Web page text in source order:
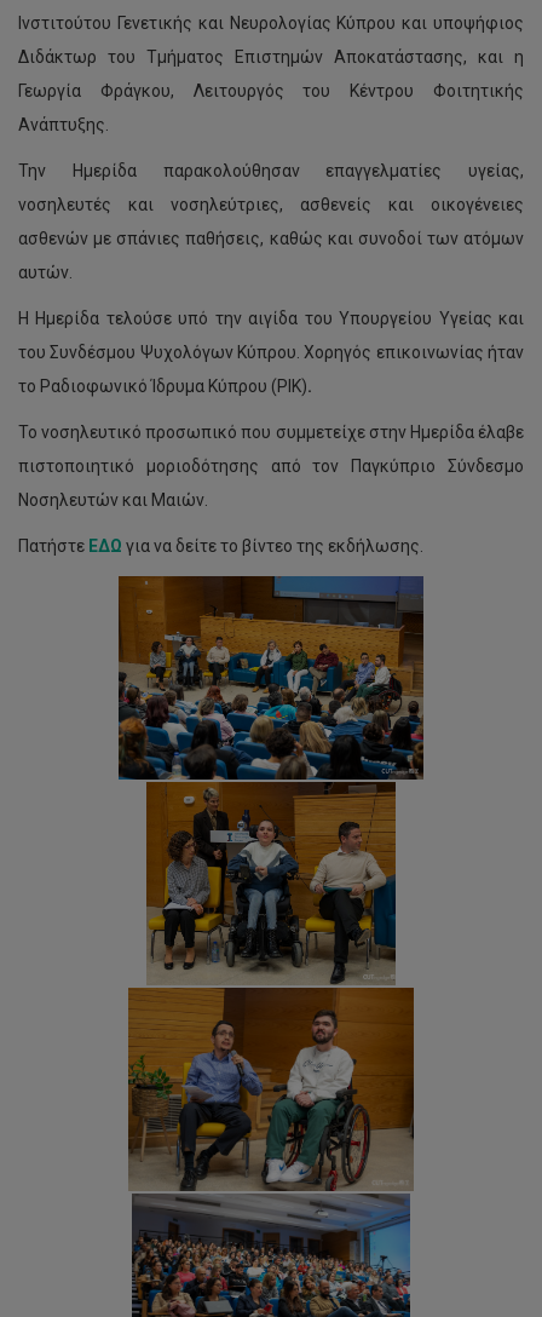
Ινστιτούτου Γενετικής και Νευρολογίας Κύπρου και υποψήφιος
Διδάκτωρ του Τμήματος Επιστημών Αποκατάστασης, και η
Γεωργία Φράγκου, Λειτουργός του Κέντρου Φοιτητικής
Ανάπτυξης.
Την Ημερίδα παρακολούθησαν επαγγελματίες υγείας,
νοσηλευτές και νοσηλεύτριες, ασθενείς και οικογένειες
ασθενών με σπάνιες παθήσεις, καθώς και συνοδοί των ατόμων
αυτών.
Η Ημερίδα τελούσε υπό την αιγίδα του Υπουργείου Υγείας και
του Συνδέσμου Ψυχολόγων Κύπρου. Χορηγός επικοινωνίας ήταν
το Ραδιοφωνικό Ίδρυμα Κύπρου (ΡΙΚ).
Το νοσηλευτικό προσωπικό που συμμετείχε στην Ημερίδα έλαβε
πιστοποιητικό μοριοδότησης από τον Παγκύπριο Σύνδεσμο
Νοσηλευτών και Μαιών.
Πατήστε ΕΔΩ για να δείτε το βίντεο της εκδήλωσης.